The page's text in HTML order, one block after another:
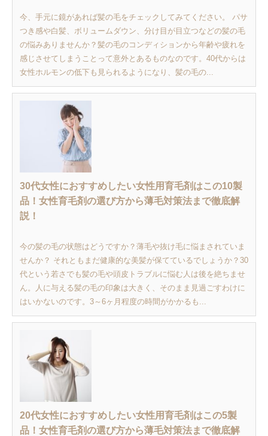
今、手元に鏡があれば髪の毛をチェックしてみてください。 パサ
つき感や白髪、ボリュームダウン、分け目が目立つなどの髪の毛
の悩みありませんか？髪の毛のコンディションから年齢や疲れを
感じさせてしまうことって意外とあるものなのです。40代からは
女性ホルモンの低下も見られるようになり、髪の毛の...
30代女性におすすめしたい女性用育毛剤はこの10製
品！女性育毛剤の選び方から薄毛対策法まで徹底解
説！
今の髪の毛の状態はどうですか？薄毛や抜け毛に悩まされていま
せんか？ それともまだ健康的な美髪が保てているでしょうか？30
代という若さでも髪の毛や頭皮トラブルに悩む人は後を絶ちませ
ん。人に与える髪の毛の印象は大きく、そのまま見過ごすわけに
はいかないのです。3～6ヶ月程度の時間がかかるも...
20代女性におすすめしたい女性用育毛剤はこの5製
品！女性育毛剤の選び方から薄毛対策法まで徹底解